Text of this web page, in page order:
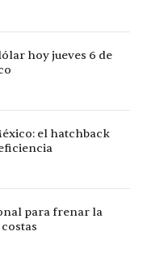
hoy jueves 6 de
el hatchback
para frenar la